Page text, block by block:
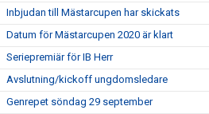
Inbjudan till Mästarcupen har skickats
Datum för Mästarcupen 2020 är klart
Seriepremiär för IB Herr
Avslutning/kickoff ungdomsledare
Genrepet söndag 29 september